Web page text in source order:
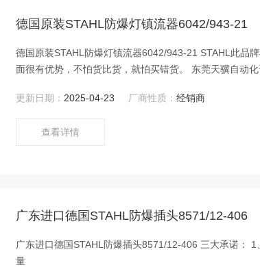
德国原装STAHL防爆灯镇流器6042/943-21
德国原装STAHL防爆灯镇流器6042/943-21 STAHL此品
面很有优势，不怕货比货，就怕买错货。 东莞天骥自动
更新日期： 2025-04-23 厂商性质：经销商
查看详情
广东进口德国STAHL防爆插头8571/12-406
广东进口德国STAHL防爆插头8571/12-406 三大承诺：
量